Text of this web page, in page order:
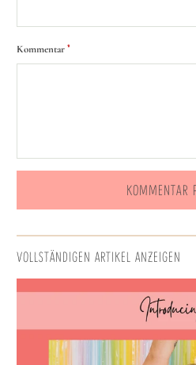
Kommentar*
VOLLSTÄNDIGEN ARTIKEL ANZEIGEN